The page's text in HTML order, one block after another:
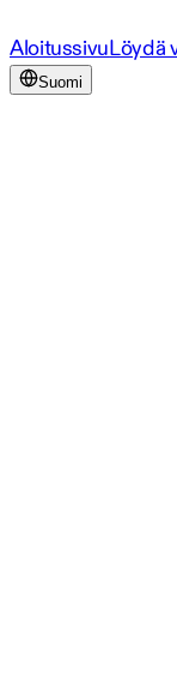
AloitussivuLöydä
Suomi